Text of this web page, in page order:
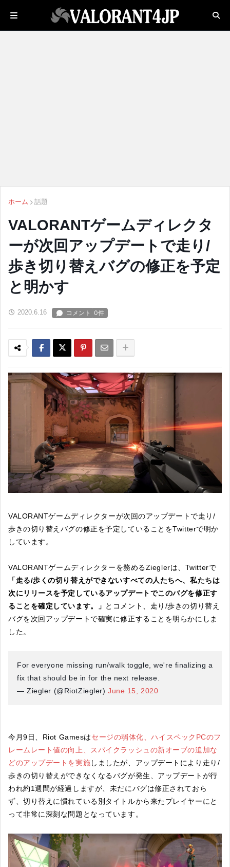
ホーム 話題
VALORANTゲームディレクタ
ーが次回アップデートで走り/
歩き切り替えバグの修正を予定
と明かす
2020.6.16
VALORANTゲームディレクターが次回のアップデートで走り/
歩きの切り替えバグの修正を予定していることをTwitterで明か
しています。
VALORANTゲームディレクターを務めるZieglerは、Twitterで
「走る/歩くの切り替えができないすべての人たちへ、私たちは
次にリリースを予定しているアップデートでこのバグを修正す
ることを確定しています。」 とコメント、走り/歩きの切り替え
バグを次回アップデートで確実に修正することを明らかにしま
した。
For everyone missing run/walk toggle, we're finalizing a
fix that should be in for the next release.
— Ziegler (@RiotZiegler) June 15, 2020
今月9日、Riot Gamesはセージの弱体化、ハイスペックPCのフ
レームレート値の向上、スパイクラッシュの新オーブの追加な
どのアップデートを実施しましたが、アップデートにより走り/
歩きの切り替えができなくなるバグが発生、アップデートが行
われ約1週間が経過しますが、未だにバグは修正されておら
ず、切り替えに慣れている別タイトルから来たプレイヤーにと
って非常に深刻な問題となっています。